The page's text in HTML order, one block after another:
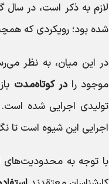
لازم به ذکر است، در
شده بود؛ رویکردی که
در این میان، به نظر
موجود رادر کوتاه‌مدت
تولیدی اجرایی شده است.
اجرایی این شیوه است